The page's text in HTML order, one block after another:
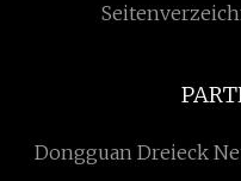
Dongguan Dreieck Neu